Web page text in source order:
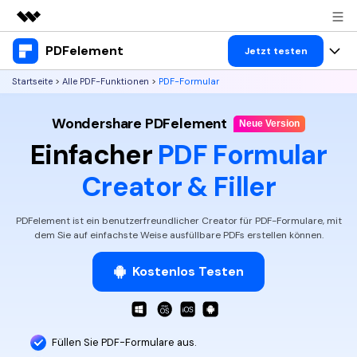
Top-Produkte
KI-gestützte digitale Kreativität
Business
Überblick
Lösungen
Über uns
PDFelement Jetzt testen
Produkte
Desktop
PDFelement für Windows
PDFelement für Mac
Mobile App
PDFelement für iPhone/iPad
PDFelement für Android
Lösungen
Benutzer im Bildungswesen
PDF lesen
PDF kommentieren
PDF erstellen
PDF kombinieren
Top PDF-Software
KMU von 1-10p
10p+ Unternehmen
Jetzt kaufen Anmelden
Startseite > Alle PDF-Funktionen > PDF-Formular
Wondershare PDFelement Neue Version
Einfacher PDF Formular
Creator & Filler
PDFelement ist ein benutzerfreundlicher Creator für PDF-Formulare, mit
dem Sie auf einfachste Weise ausfüllbare PDFs erstellen können.
Kostenlos Testen
Füllen Sie PDF-Formulare aus.